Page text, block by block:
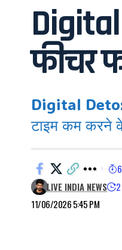
Digital
फीचर
Digital
टाइम कम करने
11/06/2026 5:45 PM
LIVE INDIA NEWS 2